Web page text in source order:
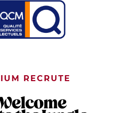
RECRUTE